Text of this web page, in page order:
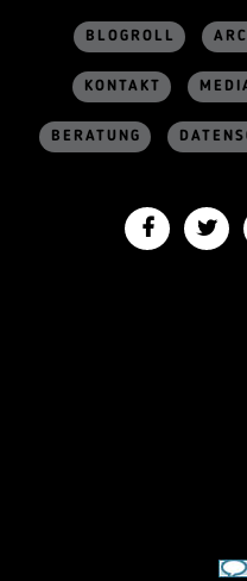
BLOGROLL
KONTAKT
BERATUNG